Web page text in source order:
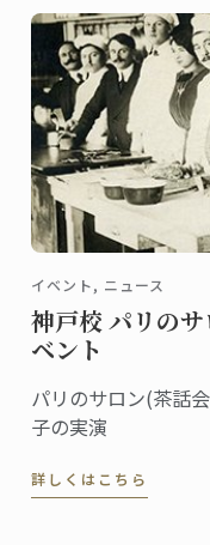
イベント, ニュース
神戸校 パリの
ベント
パリのサロン(茶話
子の実演
詳しくはこちら